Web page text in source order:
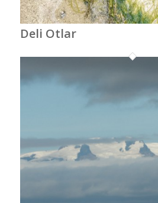
Deli Otlar